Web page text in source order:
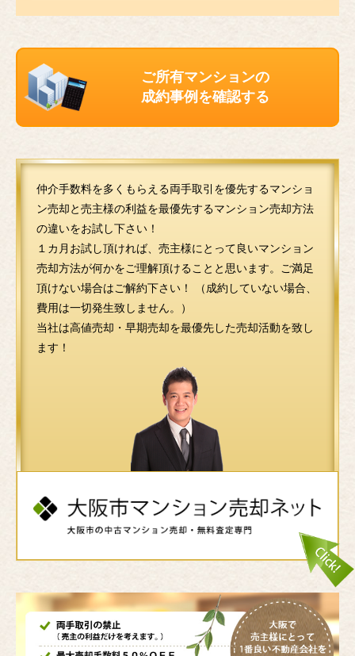
ご所有マンションの
成約事例を確認する
仲介手数料を多くもらえる両手取引を優先するマンショ
ン売却と売主様の利益を最優先するマンション売却方法
の違いをお試し下さい！
１カ月お試し頂ければ、売主様にとって良いマンション
売却方法が何かをご理解頂けることと思います。ご満足
頂けない場合はご解約下さい！ （成約していない場合、
費用は一切発生致しません。）
当社は高値売却・早期売却を最優先した売却活動を致し
ます！